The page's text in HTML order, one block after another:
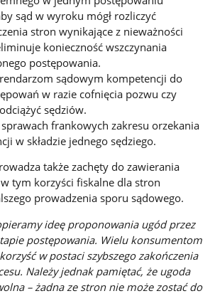
sąd w wyroku mógł rozliczyć
stron wynikające z nieważności
konieczność wszczynania
postępowania.
sądowym kompetencji do
w razie cofnięcia pozwu czy
sędziów.
sprawach frankowych zakresu orzekania
w składzie jednego sędziego.
także zachęty do zawierania
tym korzyści fiskalne dla stron
prowadzenia sporu sądowego.
ideę proponowania ugód przez
postępowania. Wielu konsumentom
w postaci szybszego zakończenia
Należy jednak pamiętać, że ugoda
– żadna ze stron nie może zostać do